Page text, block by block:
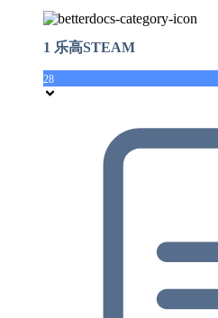
1 乐高STEAM
28